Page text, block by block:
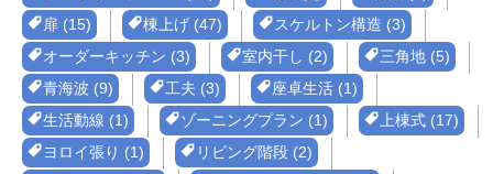
扉 (15)
棟上げ (47)
スケルトン構造 (3)
オーダーキッチン (3)
室内干し (2)
三角地 (5)
青海波 (9)
工夫 (3)
座卓生活 (1)
生活動線 (1)
ゾーニングプラン (1)
上棟式 (17)
ヨロイ張り (1)
リビング階段 (2)